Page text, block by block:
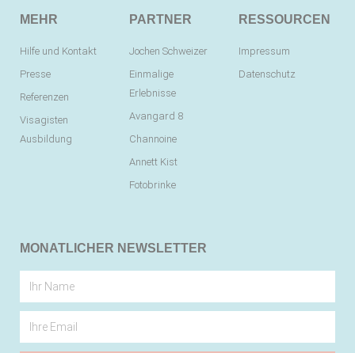
MEHR
Hilfe und Kontakt
Presse
Referenzen
Visagisten
Ausbildung
PARTNER
Jochen Schweizer
Einmalige
Erlebnisse
Avangard 8
Channoine
Annett Kist
Fotobrinke
RESSOURCEN
Impressum
Datenschutz
MONATLICHER NEWSLETTER